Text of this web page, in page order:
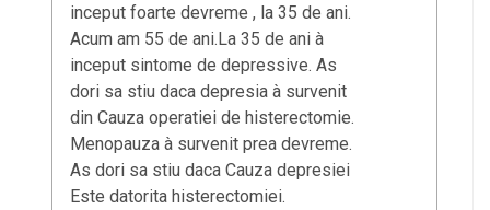
inceput foarte devreme , la 35 de ani.
Acum am 55 de ani.La 35 de ani à
inceput sintome de depressive. As
dori sa stiu daca depresia à survenit
din Cauza operatiei de histerectomie.
Menopauza à survenit prea devreme.
As dori sa stiu daca Cauza depresiei
Este datorita histerectomiei.